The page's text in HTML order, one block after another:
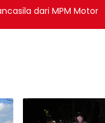
dari MPM Motor